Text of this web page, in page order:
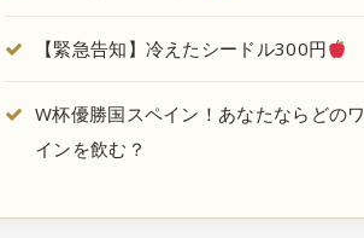
【緊急告知】冷えたシードル300円
W杯優勝国スペイン！あなたならどのワ
インを飲む？